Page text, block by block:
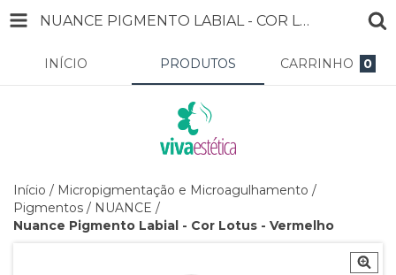
NUANCE PIGMENTO LABIAL - COR LOTUS - VERMELHO
INÍCIO PRODUTOS CARRINHO 0
Início / Micropigmentação e Microagulhamento /
Pigmentos / NUANCE /
Nuance Pigmento Labial - Cor Lotus - Vermelho